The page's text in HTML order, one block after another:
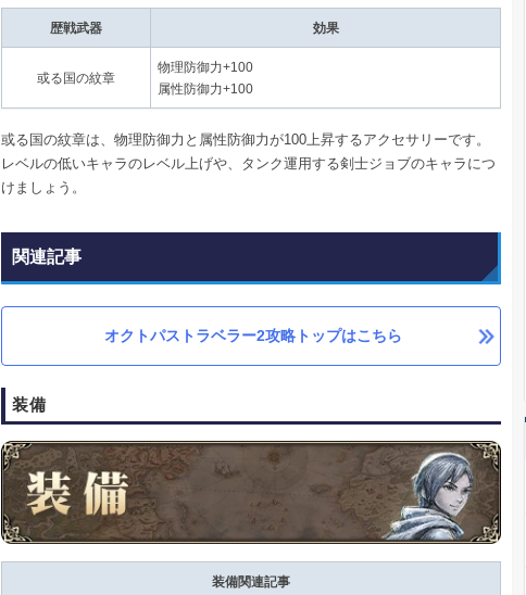
歴戦武器 効果
或る国の紋章
物理防御力+100
属性防御力+100
或る国の紋章は、物理防御力と属性防御力が100上昇するアクセサリーです。
レベルの低いキャラのレベル上げや、タンク運用する剣士ジョブのキャラにつ
けましょう。
関連記事
オクトパストラベラー2攻略トップはこちら
装備
装備関連記事